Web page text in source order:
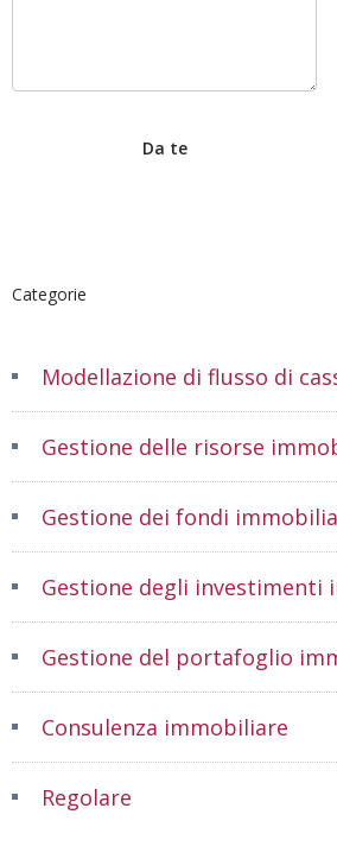
Categorie
Modellazione di flusso di
Gestione delle risorse
Gestione dei fondi
Gestione degli investimenti
Gestione del portafoglio
Consulenza immobiliare
Regolare